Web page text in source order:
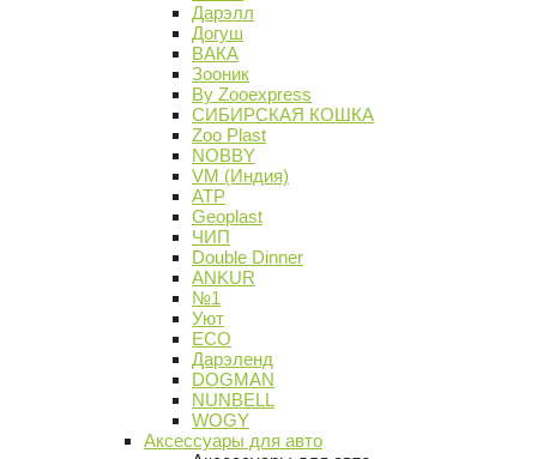
Дарэлл
Догуш
ВАКА
Зооник
By Zooexpress
СИБИРСКАЯ КОШКА
Zoo Plast
NOBBY
VM (Индия)
АТР
Geoplast
ЧИП
Double Dinner
ANKUR
№1
Уют
ECO
Дарэленд
DOGMAN
NUNBELL
WOGY
Аксессуары для авто